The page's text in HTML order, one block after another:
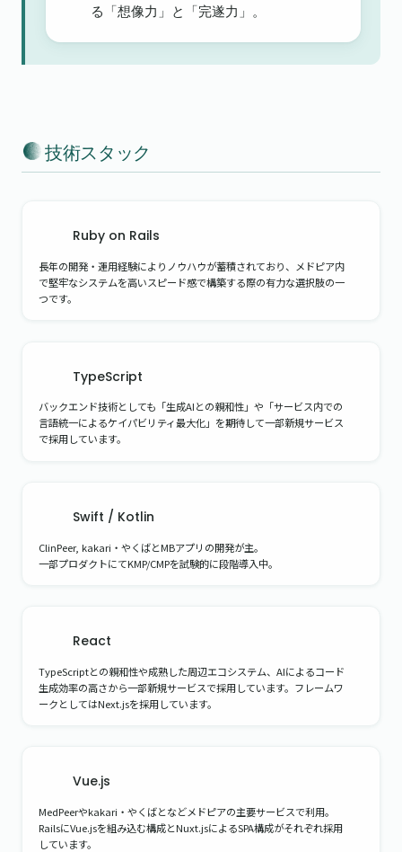
る「想像力」と「完遂力」。
技術スタック
Ruby on Rails
長年の開発・運用経験によりノウハウが蓄積されており、メドピア内
で堅牢なシステムを高いスピード感で構築する際の有力な選択肢の一
つです。
TypeScript
バックエンド技術としても「生成AIとの親和性」や「サービス内での
言語統一によるケイパビリティ最大化」を期待して一部新規サービス
で採用しています。
Swift / Kotlin
ClinPeer, kakari・やくばとMBアプリの開発が主。
一部プロダクトにてKMP/CMPを試験的に段階導入中。
React
TypeScriptとの親和性や成熟した周辺エコシステム、AIによるコード
生成効率の高さから一部新規サービスで採用しています。フレームワ
ークとしてはNext.jsを採用しています。
Vue.js
MedPeerやkakari・やくばとなどメドピアの主要サービスで利用。
RailsにVue.jsを組み込む構成とNuxt.jsによるSPA構成がそれぞれ採用
しています。